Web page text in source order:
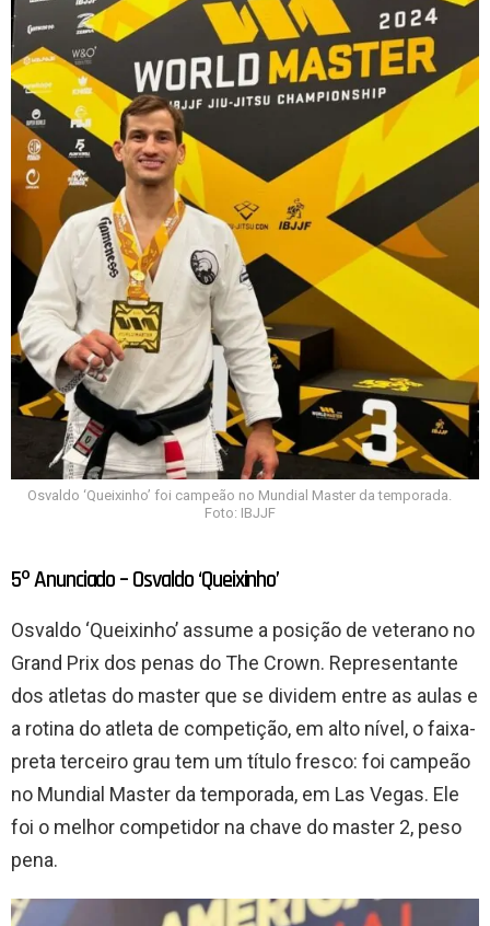
Osvaldo ‘Queixinho’ foi campeão no Mundial Master da temporada.
Foto: IBJJF
5º Anunciado – Osvaldo ‘Queixinho’
Osvaldo ‘Queixinho’ assume a posição de veterano no
Grand Prix dos penas do The Crown. Representante
dos atletas do master que se dividem entre as aulas e
a rotina do atleta de competição, em alto nível, o faixa-
preta terceiro grau tem um título fresco: foi campeão
no Mundial Master da temporada, em Las Vegas. Ele
foi o melhor competidor na chave do master 2, peso
pena.